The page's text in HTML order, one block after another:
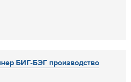
БИГ-БЭГ производство